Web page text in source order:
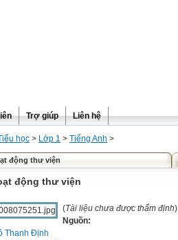
Trợ giúp Liên hệ
học > Lớp 1 > Tiếng Anh >
động thư viện
động thư viện
(Tài liệu chưa được thẩm định)
Nguồn:
Thanh Định